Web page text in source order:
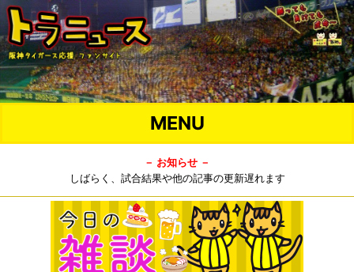
MENU
－ お知らせ －
しばらく、試合結果や他の記事の更新遅れます